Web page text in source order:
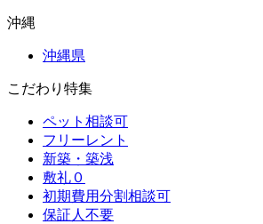
沖縄
沖縄県
こだわり特集
ペット相談可
フリーレント
新築・築浅
敷礼０
初期費用分割相談可
保証人不要